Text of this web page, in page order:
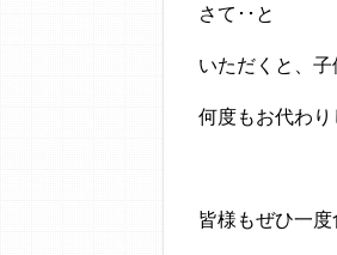
さて･･と
いただくと、
何度もお代わり
皆様もぜひ一度